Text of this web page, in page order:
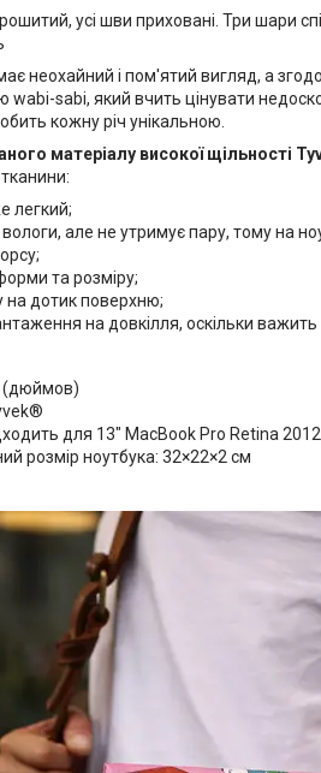
усі шви приховані. Три шари
неохайний і пом'ятий вигляд, а
sabi, який вчить цінувати
кожну річ унікальною.
матеріалу високої щільності
легкий;
але не утримує пару, тому на
та розміру;
на дотик поверхню;
на довкілля, оскільки
(дюймов)
для 13" MacBook Pro Retina
розмір ноутбука: 32×22×2 см